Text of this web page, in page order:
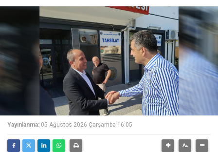
Yayınlanma: 05 Ağustos 2026 Çarşamba 16:05